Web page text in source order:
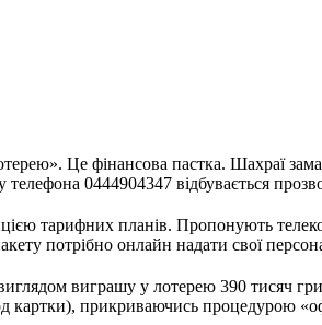
Це фінансова пастка. Шахраї
0444904347 відбувається
тарифних планів. Пропонують
потрібно онлайн надати свої
виграшу у лотерею 390 тисяч
картки), прикриваючись процедурою